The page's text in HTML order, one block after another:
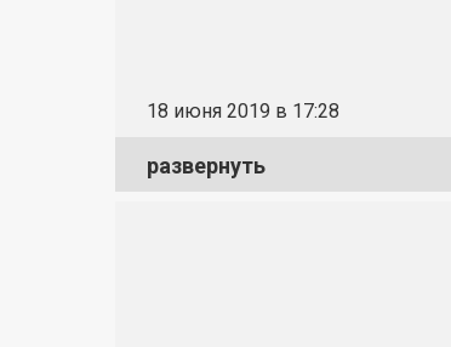
18 июня 2019 в 17:28
развернуть